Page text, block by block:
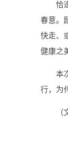
恰
春意。
快走、
健康之
本
行，为